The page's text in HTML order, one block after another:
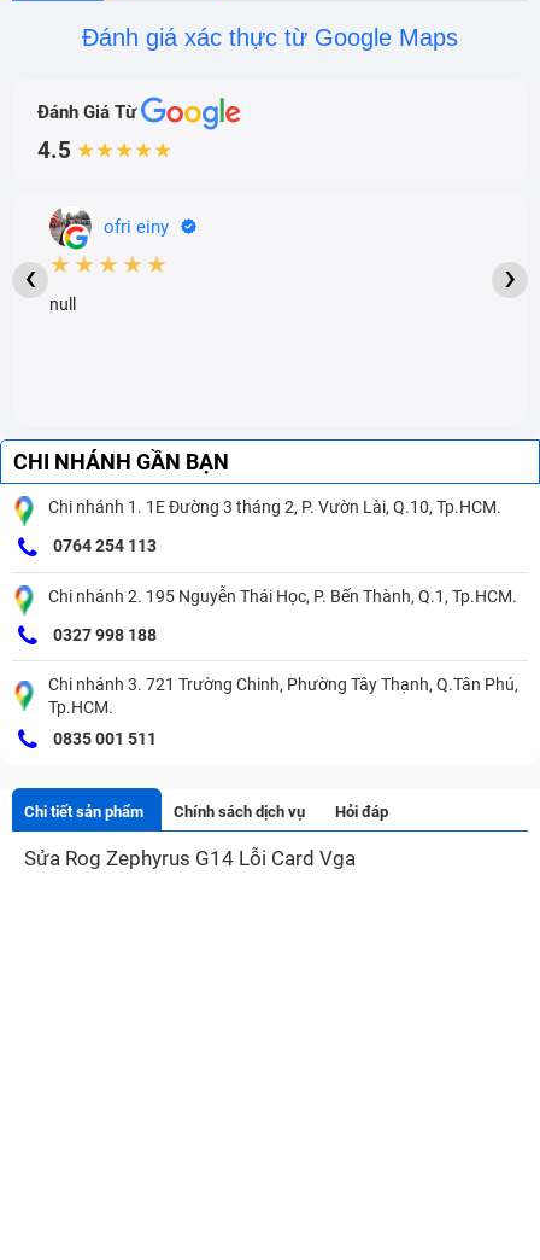
Đánh giá xác thực từ Google Maps
Đánh Giá Từ
4.5 ★★★★★
ofri einy
★★★★★
null
‹ ›
CHI NHÁNH GẦN BẠN
Chi nhánh 1. 1E Đường 3 tháng 2, P. Vườn Lài, Q.10, Tp.HCM.
0764 254 113
Chi nhánh 2. 195 Nguyễn Thái Học, P. Bến Thành, Q.1, Tp.HCM.
0327 998 188
Chi nhánh 3. 721 Trường Chinh, Phường Tây Thạnh, Q.Tân Phú,
Tp.HCM.
0835 001 511
Chi tiết sản phẩm Chính sách dịch vụ Hỏi đáp
Sửa Rog Zephyrus G14 Lỗi Card Vga